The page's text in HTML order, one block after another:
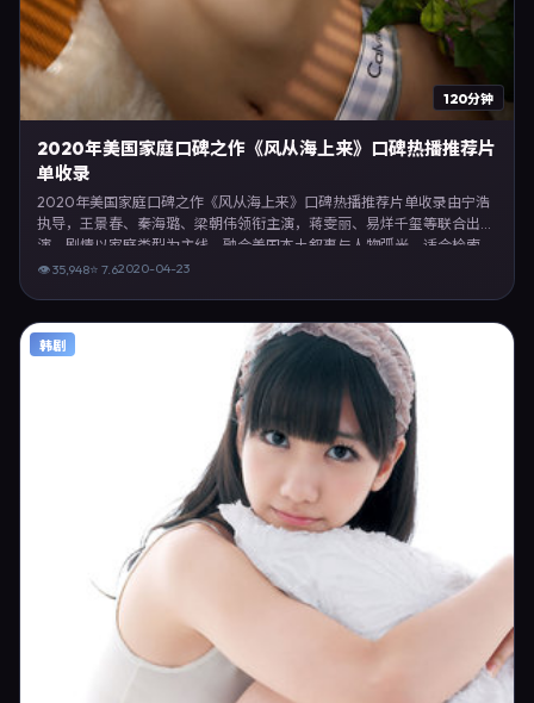
120分钟
2020年美国家庭口碑之作《风从海上来》口碑热播推荐片
单收录
2020年美国家庭口碑之作《风从海上来》口碑热播推荐片单收录由宁浩
执导，王景春、秦海璐、梁朝伟领衔主演，蒋雯丽、易烊千玺等联合出
演。剧情以家庭类型为主线，融合美国本土叙事与人物弧光，适合检索
「家庭电影 美国 宁浩 王景春」等关键词的观众。2020年4月23日完成
用素材。
👁35,948⭐ 7.62020-04-23
韩剧